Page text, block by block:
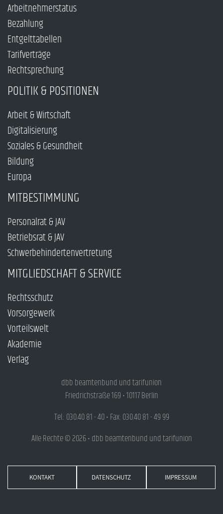
Arbeitnehmerstatus
Bezahlung
Entgelttabellen
Tarifverträge
Rechtsprechung
POLITIK & POSITIONEN
Arbeit & Wirtschaft
Digitalisierung
Soziales & Gesundheit
Bildung
Europa
MITBESTIMMUNG
Personalrat & JAV
Betriebsrat & JAV
Schwerbehindertenvertretung
MITGLIEDSCHAFT & SERVICE
Rechtsschutz
Vorsorgewerk
Vorteilswelt
Akademie
Verlag
dbb beamtenbund und tarifunion
Friedrichstraße 169 • 10117 Berlin
Tel.: 030.40 81 - 40 • Fax: 030.40 81 - 49 99
Alle Rechte © 2026 • dbb beamtenbund und tarifunion
KONTAKT DATENSCHUTZ IMPRESSUM